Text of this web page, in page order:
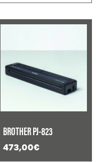
BROTHER PJ-823
473,00€